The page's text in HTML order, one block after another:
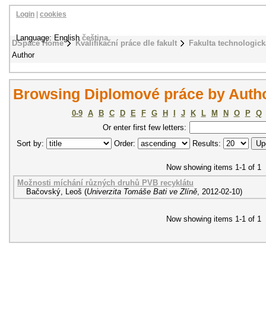
DSpace Home Kvalifikační práce dle fakult
Fakulta
Author
Login cookies
Language: Englishčeština
Browsing Diplomové práce by
0-9 A B C D E F G H J K L M N O P
Q
Or enter first few letters:
Sort by:
Order: Results:
Now showing items 1-1 of 1
Možnosti míchání různých druhů PVB recyklátu
Bačovský, Leoš (Univerzita Tomáše Bati ve Zlíně, 2012-02-10)
Now showing items 1-1 of 1